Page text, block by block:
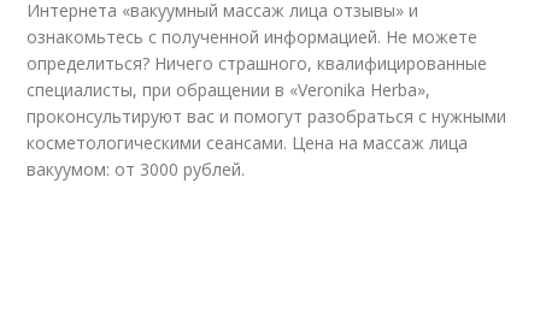
Интернета «вакуумный массаж лица отзывы» и
ознакомьтесь с полученной информацией. Не можете
определиться? Ничего страшного, квалифицированные
специалисты, при обращении в «Veronika Herba»,
проконсультируют вас и помогут разобраться с нужными
косметологическими сеансами. Цена на массаж лица
вакуумом: от 3000 рублей.